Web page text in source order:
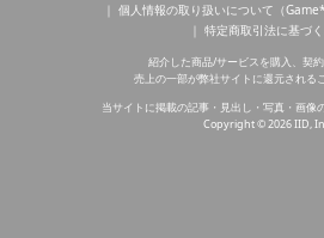
個人情報の取り扱いについて（
特定商取引法に基づ
紹介した商品/サービスを購入、契約
売上の一部が弊社サイトに還元される
当サイトに掲載の記事・見出し・写真・画像
Copyright © 2026 IID,